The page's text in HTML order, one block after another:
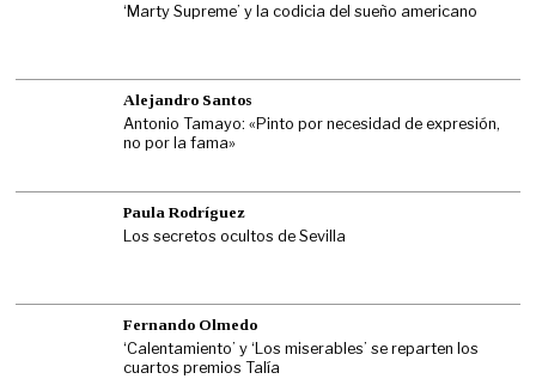
‘Marty Supreme’ y la codicia del sueño americano
Alejandro Santos
Antonio Tamayo: «Pinto por necesidad de expresión,
no por la fama»
Paula Rodríguez
Los secretos ocultos de Sevilla
Fernando Olmedo
‘Calentamiento’ y ‘Los miserables’ se reparten los
cuartos premios Talía